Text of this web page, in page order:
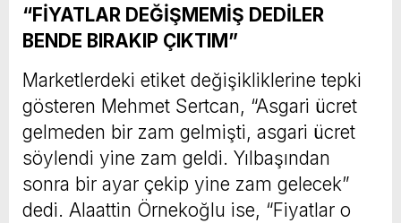
“FİYATLAR DEĞİŞMEMİŞ DEDİLER
BENDE BIRAKIP ÇIKTIM”
Marketlerdeki etiket değişikliklerine tepki
gösteren Mehmet Sertcan, “Asgari ücret
gelmeden bir zam gelmişti, asgari ücret
söylendi yine zam geldi. Yılbaşından
sonra bir ayar çekip yine zam gelecek”
dedi. Alaattin Örnekoğlu ise, “Fiyatlar o